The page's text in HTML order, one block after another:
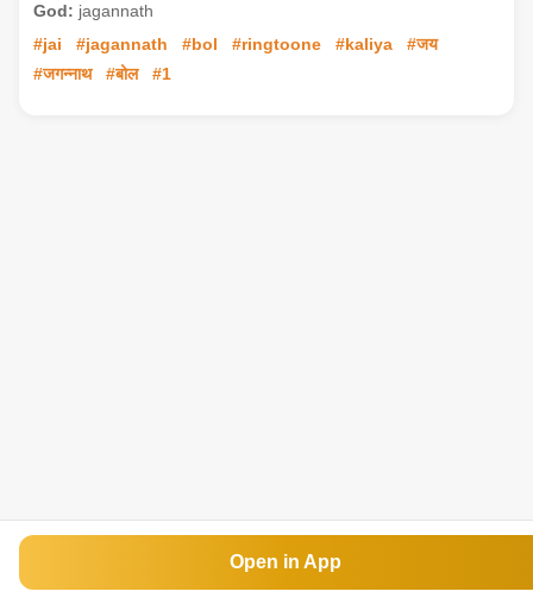
God: jagannath
#jai
#jagannath #bol #ringtoone #kaliya
#जय
#जगन्नाथ
#बोल #1
Open in App